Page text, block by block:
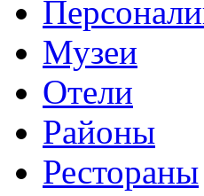
Музеи
Отели
Районы
Рестораны